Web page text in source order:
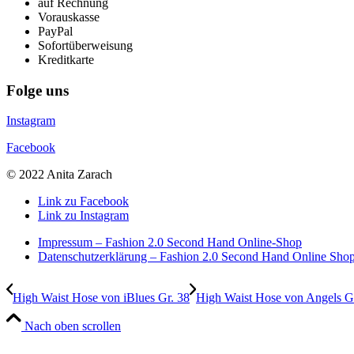
Vorauskasse
PayPal
Sofortüberweisung
Kreditkarte
Folge uns
Instagram
Facebook
© 2022 Anita Zarach
Link zu Facebook
Link zu Instagram
Impressum – Fashion 2.0 Second Hand Online-Shop
Datenschutzerklärung – Fashion 2.0 Second Hand Online
High Waist Hose von iBlues Gr. 38 High Waist Hose von Angels
Nach oben scrollen